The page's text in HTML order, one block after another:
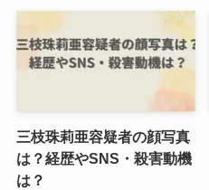
三枝珠莉亜容疑者の顔写真
は？経歴やSNS・殺害動機
は？